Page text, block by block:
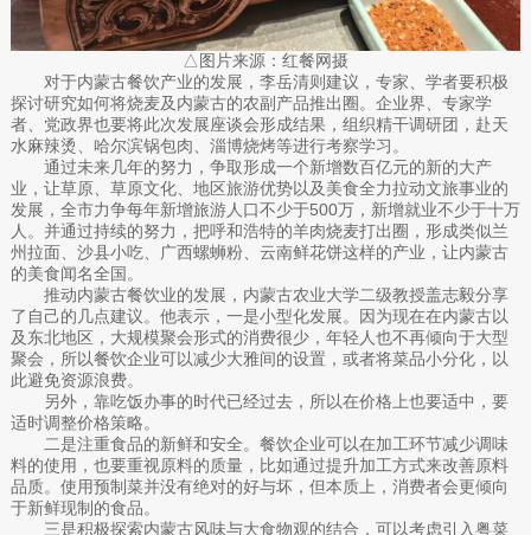
△图片来源：红餐网摄
对于内蒙古餐饮产业的发展，李岳清则建议，专家、学者要积极
探讨研究如何将烧麦及内蒙古的农副产品推出圈。企业界、专家学
者、党政界也要将此次发展座谈会形成结果，组织精干调研团，赴天
水麻辣烫、哈尔滨锅包肉、淄博烧烤等进行考察学习。
通过未来几年的努力，争取形成一个新增数百亿元的新的大产
业，让草原、草原文化、地区旅游优势以及美食全力拉动文旅事业的
发展，全市力争每年新增旅游人口不少于500万，新增就业不少于十万
人。并通过持续的努力，把呼和浩特的羊肉烧麦打出圈，形成类似兰
州拉面、沙县小吃、广西螺蛳粉、云南鲜花饼这样的产业，让内蒙古
的美食闻名全国。
推动内蒙古餐饮业的发展，内蒙古农业大学二级教授盖志毅分享
了自己的几点建议。他表示，一是小型化发展。因为现在在内蒙古以
及东北地区，大规模聚会形式的消费很少，年轻人也不再倾向于大型
聚会，所以餐饮企业可以减少大雅间的设置，或者将菜品小分化，以
此避免资源浪费。
另外，靠吃饭办事的时代已经过去，所以在价格上也要适中，要
适时调整价格策略。
二是注重食品的新鲜和安全。餐饮企业可以在加工环节减少调味
料的使用，也要重视原料的质量，比如通过提升加工方式来改善原料
品质。使用预制菜并没有绝对的好与坏，但本质上，消费者会更倾向
于新鲜现制的食品。
三是积极探索内蒙古风味与大食物观的结合，可以考虑引入粤菜